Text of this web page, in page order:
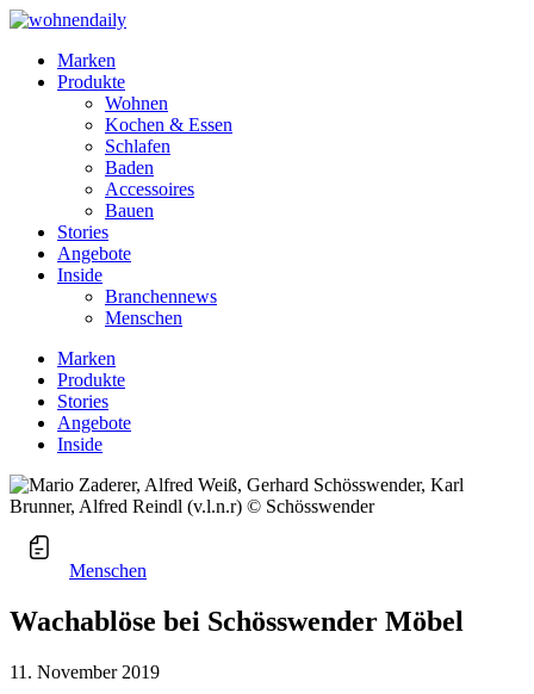
Marken
Produkte
Wohnen
Kochen & Essen
Schlafen
Baden
Accessoires
Bauen
Stories
Angebote
Inside
Branchennews
Menschen
Marken
Produkte
Stories
Angebote
Inside
Menschen
Wachablöse bei Schösswender Möbel
11. November 2019